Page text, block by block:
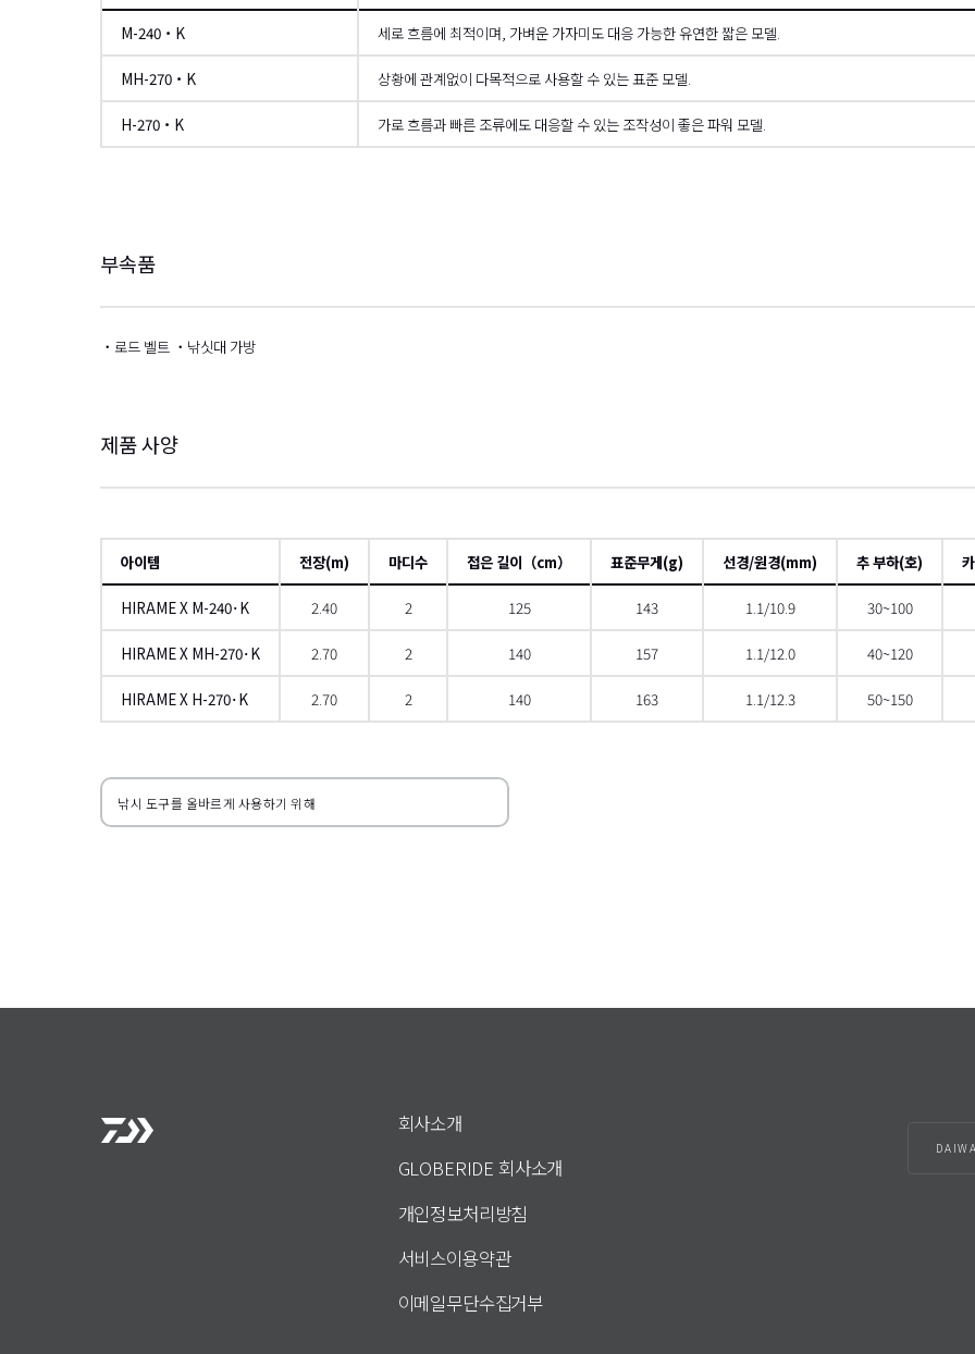
M-240・K 세로 흐름에 최적이며, 가벼운 가자미도 대응 가능한 유연한 짧은 모델.
MH-270・K 상황에 관계없이 다목적으로 사용할 수 있는 표준 모델.
H-270・K
가로 흐름과 빠른 조류에도 대응할 수 있는 조작성이 좋은 파워 모델.
부속품
・로드 벨트 ・낚싯대 가방
제품 사양
아이템 전장(m) 마디수 접은 길이（cm） 표준무게(g) 선경/원경(mm) 추 부하(호)
HIRAME X M-240･K 2.40 2 125 143 1.1/10.9 30~100
HIRAME X MH-270･K 2.70 2 140 157 1.1/12.0 40~120
HIRAME X H-270･K 2.70 2 140 163 1.1/12.3 50~150
낚시 도구를 올바르게 사용하기 위해
회사소개
GLOBERIDE 회사소개
개인정보처리방침
서비스이용약관
이메일무단수집거부